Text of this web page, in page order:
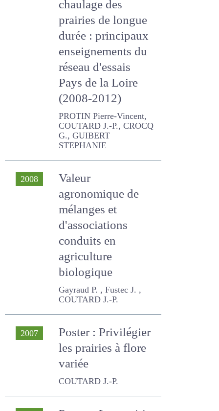
chaulage des
prairies de longue
durée : principaux
enseignements du
réseau d'essais
Pays de la Loire
(2008-2012)
PROTIN Pierre-Vincent,
COUTARD J.-P., CROCQ G.,
GUIBERT STEPHANIE
agronomique de
mélanges et
d'associations
conduits en
agriculture
biologique
Gayraud P. , Fustec J. ,
COUTARD J.-P.
les prairies à flore
variée
COUTARD J.-P.